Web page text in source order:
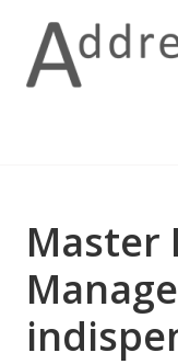
content
Master